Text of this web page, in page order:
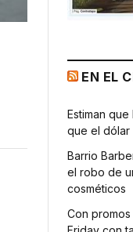
EN EL
Estiman
que el dólar
Barrio
el robo de
cosméticos
Con